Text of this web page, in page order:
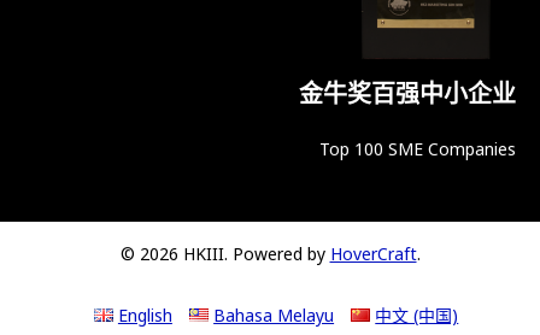
金牛奖百强中小企业
Top 100 SME Companies
© 2026 HKIII. Powered by HoverCraft.
English Bahasa Melayu 中文 (中国)